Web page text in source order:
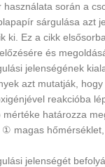
során a
sárgulása azt
ki. Ez a cikk
és
jelenségének
azt mutatják,
reakcióba
határozza
magas
jelenségét